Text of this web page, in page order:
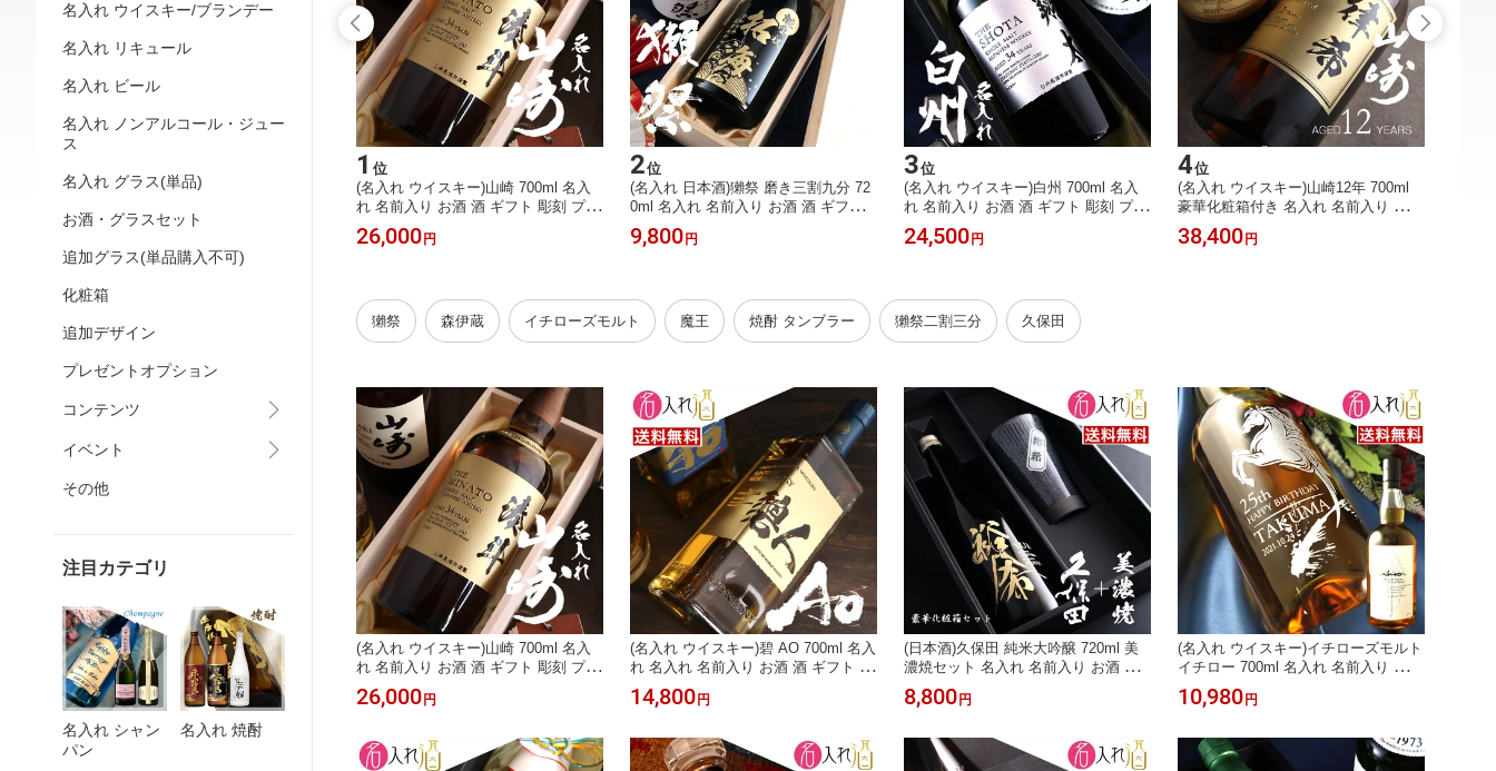
名入れ ウイスキー/ブランデー
名入れ リキュール
名入れ ビール
名入れ ノンアルコール・ジュー
ス
名入れ グラス(単品)
お酒・グラスセット
追加グラス(単品購入不可)
化粧箱
追加デザイン
プレゼントオプション
コンテンツ
イベント
その他
注目カテゴリ
名入れ シャン
パン
名入れ 焼酎
(名入れ 日本酒)久保田 純米大吟醸 72
彫刻 プレゼント 父の日 成人祝い 還
性 女性 贈り物 退職祝い 結婚祝い お
れ】
6,980
1 位
(名入れ ウイスキー)山崎 700ml 名入
れ 名前入り お酒 酒 ギフト 彫刻 プレ
ゼント 父の日 成人祝い 還暦祝い 古
希祝い 誕生日 出産祝い 男性 女性 贈
26,000 円
2位
(名入れ 日本酒)獺祭 磨き三割九分 72
0ml 名入れ 名前入り お酒 酒 ギフト
彫刻 プレゼント 父の日 成人祝い 還
暦祝い 古希祝い 誕生日 出産祝い 男
れ】
9,800 円
3位
(名入れ ウイスキー)白州 700ml 名入
れ 名前入り お酒 酒 ギフト 彫刻 プレ
ゼント 父の日 成人祝い 還暦祝い 古
希祝い 誕生日 出産祝い 男性 女性 贈
24,500 円
4位
(名入れ ウイスキー)山崎12年 700ml
豪華化粧箱付き 名入れ 名前入り お酒
酒 ギフト 彫刻 プレゼント 父の日 成
人祝い 還暦祝い 古希祝い 誕生日 出
38,400 円
獺祭 森伊蔵 イチローズモルト 魔王 焼酎 タンブラー 獺祭二割三分 久保田
(名入れ ウイスキー)山崎 700ml 名入
れ 名前入り お酒 酒 ギフト 彫刻 プレ
ゼント 父の日 成人祝い 還暦祝い 古
希祝い 誕生日 出産祝い 男性 女性 贈
祝い【送料無料】【名入れ
26,000 円
(名入れ ウイスキー)碧 AO 700ml 名入
れ 名入れ 名前入り お酒 酒 ギフト 彫
刻 プレゼント 父の日 成人祝い 還暦
祝い 古希祝い 誕生日 出産祝い 男性
い 開店祝い【送料無料】【名入れ】
14,800 円
(日本酒)久保田 純米大吟醸 720ml 美
濃焼セット 名入れ 名前入り お酒 酒
ギフト 彫刻 プレゼント お歳暮 成人
祝い 還暦祝い 古希祝い 誕生日 出産
祝い お祝い 開店祝い【送料無料】
【名入れ】
8,800 円
(名入れ ウイスキー)イチローズモルト
イチロー 700ml 名入れ 名前入り お酒
酒 ギフト 彫刻 プレゼント 父の日 成
人祝い 還暦祝い 古希祝い 誕生日 出
婚祝い お祝い 開店祝い【送料無料】
【名入れ
10,980 円